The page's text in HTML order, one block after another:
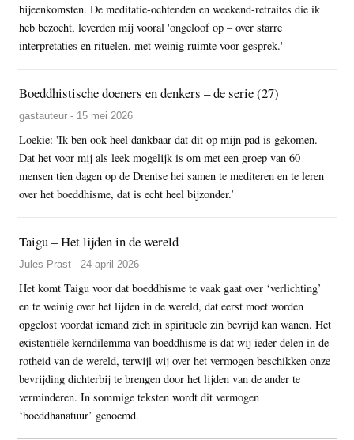
bijeenkomsten. De meditatie-ochtenden en weekend-retraites die ik
heb bezocht, leverden mij vooral 'ongeloof op – over starre
interpretaties en rituelen, met weinig ruimte voor gesprek.'
Boeddhistische doeners en denkers – de serie (27)
gastauteur - 15 mei 2026
Loekie: 'Ik ben ook heel dankbaar dat dit op mijn pad is gekomen.
Dat het voor mij als leek mogelijk is om met een groep van 60
mensen tien dagen op de Drentse hei samen te mediteren en te leren
over het boeddhisme, dat is echt heel bijzonder.’
Taigu – Het lijden in de wereld
Jules Prast - 24 april 2026
Het komt Taigu voor dat boeddhisme te vaak gaat over ‘verlichting’
en te weinig over het lijden in de wereld, dat eerst moet worden
opgelost voordat iemand zich in spirituele zin bevrijd kan wanen. Het
existentiële kerndilemma van boeddhisme is dat wij ieder delen in de
rotheid van de wereld, terwijl wij over het vermogen beschikken onze
bevrijding dichterbij te brengen door het lijden van de ander te
verminderen. In sommige teksten wordt dit vermogen
‘boeddhanatuur’ genoemd.